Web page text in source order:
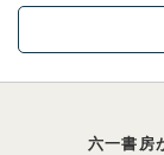
六一書房